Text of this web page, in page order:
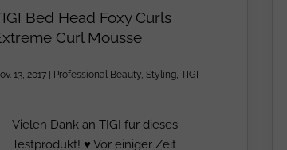
Bed Head Foxy Curls
Curl Mousse
13, 2017 | Professional Beauty Styling TIGI
Vielen Dank an TIGI für dieses
Testprodukt! ♥ Vor einiger Zeit